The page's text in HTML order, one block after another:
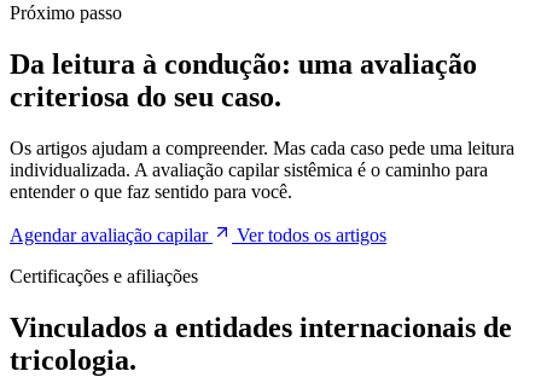
Próximo passo
Da leitura à condução: uma avaliação
criteriosa do seu caso.
Os artigos ajudam a compreender. Mas cada caso pede uma leitura
individualizada. A avaliação capilar sistêmica é o caminho para
entender o que faz sentido para você.
Agendar avaliação capilar
Ver todos os artigos
Certificações e afiliações
Vinculados a entidades internacionais de
tricologia.